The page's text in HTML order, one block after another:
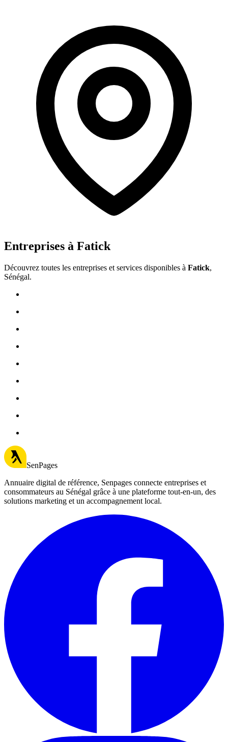
Entreprises à Fatick
Découvrez toutes les entreprises et services disponibles à Fatick,
Sénégal.
SenPages
Annuaire digital de référence, Senpages connecte entreprises et
consommateurs au Sénégal grâce à une plateforme tout-en-un, des
solutions marketing et un accompagnement local.